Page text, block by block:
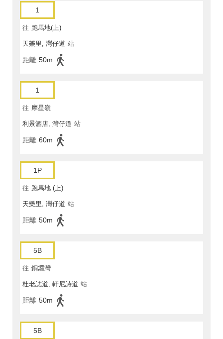
1
往 跑馬地(上)
天樂里, 灣仔道 站
距離 50m
1
往 摩星嶺
利景酒店, 灣仔道 站
距離 60m
1P
往 跑馬地 (上)
天樂里, 灣仔道 站
距離 50m
5B
往 銅鑼灣
杜老誌道, 軒尼詩道 站
距離 50m
5B